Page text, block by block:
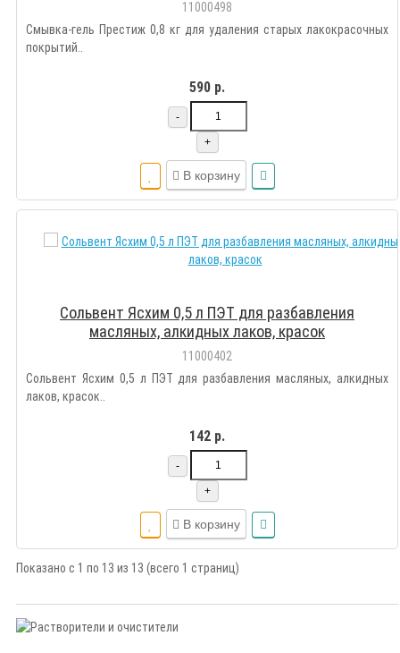
11000498
Смывка-гель Престиж 0,8 кг для удаления старых лакокрасочных
покрытий..
590 р.
-
+
В корзину
Сольвент Ясхим 0,5 л ПЭТ для разбавления
масляных, алкидных лаков, красок
11000402
Сольвент Ясхим 0,5 л ПЭТ для разбавления масляных, алкидных
лаков, красок..
142 р.
-
+
В корзину
Показано с 1 по 13 из 13 (всего 1 страниц)